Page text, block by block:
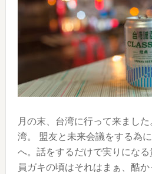
友
と
の
面
会
月の末、台湾に行って来まし
湾。 盟友と未来会議をする為
へ。話をするだけで実りにな
員ガキの頃はそれはまぁ、酷か